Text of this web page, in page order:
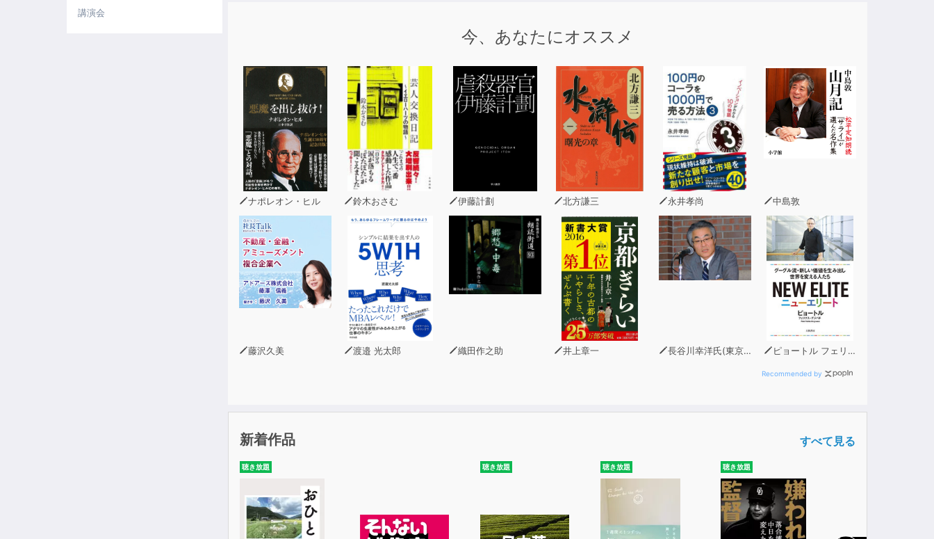
講演会
今、あなたにオススメ
ナポレオン・ヒル 鈴木おさむ 伊藤計劃 北方謙三 永井孝尚 中島敦
藤沢久美 渡邉 光太郎 織田作之助 井上章一 長谷川幸洋氏(東京新聞・中日新聞論説副主幹) ピョートル フェリクス グジバチ
Recommended by
新着作品 すべて見る
聴き放題 聴き放題 聴き放題 聴き放題